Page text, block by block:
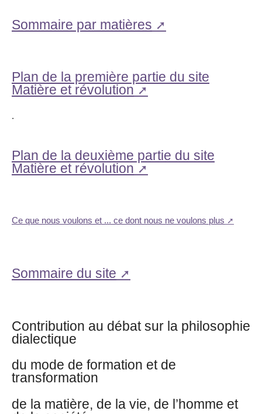
Sommaire par matières
Plan de la première partie du site
Matière et révolution
.
Plan de la deuxième partie du site
Matière et révolution
Ce que nous voulons et ... ce dont nous ne voulons plus
Sommaire du site
Contribution au débat sur la philosophie
dialectique
du mode de formation et de
transformation
de la matière, de la vie, de l’homme et